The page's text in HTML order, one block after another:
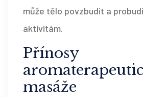
může tělo povzbudit a
aktivitám.
Přínosy
masáže